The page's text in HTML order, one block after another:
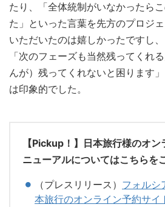
たり、「全体統制がいなかったら
た」といった言葉を先方のプロジ
いただいたのは嬉しかったですし、
「次のフェーズも当然残ってくれ
んが）残ってくれないと困ります
は印象的でした。
【Pickup！】日本旅行様のオ
ニューアルについてはこちらを
（プレスリリース） フォルシ
本旅行のオンライン予約サイ